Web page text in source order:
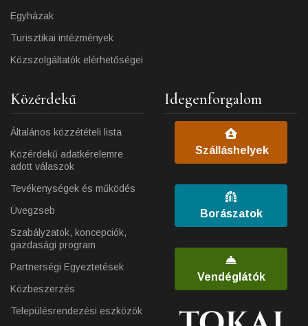
Egyházak
Turisztikai intézmények
Közszolgáltatók elérhetőségei
Közérdekű
Általános közzétételi lista
Közérdekű adatkérelemre
adott válaszok
Tevékenységek és működés
Üvegzseb
Szabályzatok, koncepciók,
gazdasági program
Partnerségi Egyeztetések
Közbeszerzés
Településrendezési eszközök
Idegenforgalom
Szálláshelyek
Borászatok
Vendéglátók